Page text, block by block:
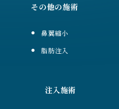
その他の施術
鼻翼縮小
脂肪注入
注入施術